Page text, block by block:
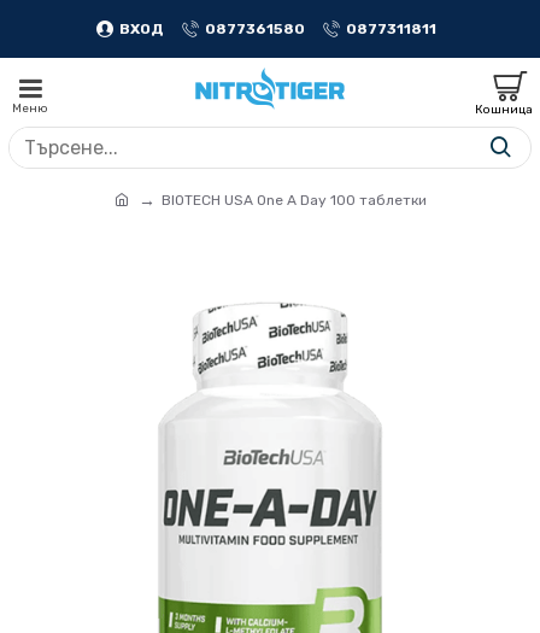
ВХОД 0877361580 0877311811
BIOTECH USA One A Day 100 таблетки